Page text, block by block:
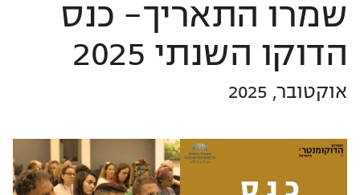
שמרו התאריך- כנס
הדוקו השנתי 2025
אוקטובר, 2025